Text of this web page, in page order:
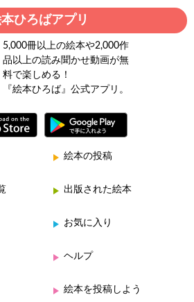
ひろばアプリ
5,000冊以上の絵本や2,000作
品以上の読み聞かせ動画が無
料で楽しめる！
『絵本ひろば』公式アプリ。
絵本の投稿
出版された絵本
お気に入り
ヘルプ
絵本を投稿しよう